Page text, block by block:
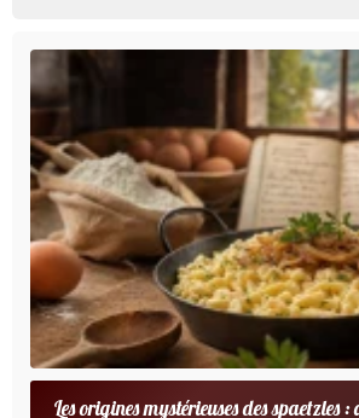
Les origines mystérieuses des spaetzles :